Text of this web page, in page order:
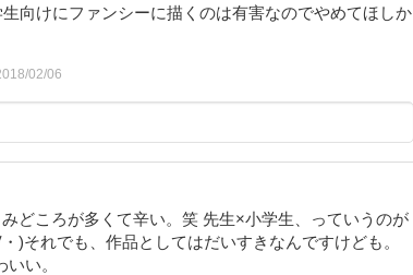
向けにファンシーに描くのは有害なのでやめてほしか
02/06
どころが多くて辛い。笑 先生×小学生、っていうのが
)それでも、作品としてはだいすきなんですけども。
い。